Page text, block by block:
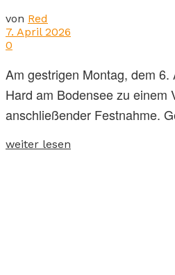
von Red
7. April 2026
0
Am gestrigen Montag, dem 6.
Hard am Bodensee zu einem
anschließender Festnahme.
weiter lesen